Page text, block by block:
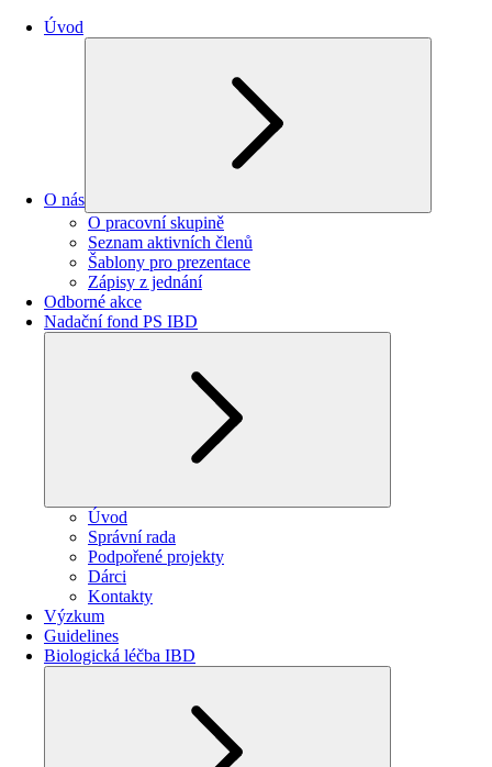
Úvod
O nás
O pracovní skupině
Seznam aktivních členů
Šablony pro prezentace
Zápisy z jednání
Odborné akce
Nadační fond PS IBD
Úvod
Správní rada
Podpořené projekty
Dárci
Kontakty
Výzkum
Guidelines
Biologická léčba IBD